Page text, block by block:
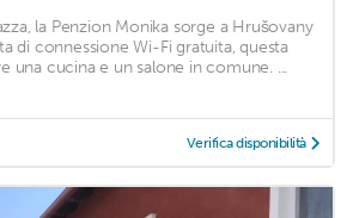
la Penzion Monika sorge a Hrušovany
di connessione Wi-Fi gratuita, questa
una cucina e un salone in comune. ...
Verifica disponibilità